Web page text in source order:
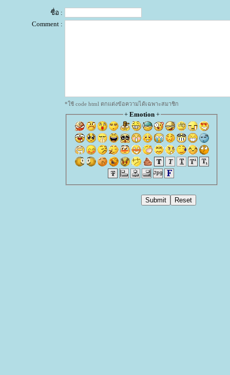
ชื่อ :
Comment :
*ใช้ code html ตกแต่งข้อความได้เฉพาะสมาชิก
+ Emotion+